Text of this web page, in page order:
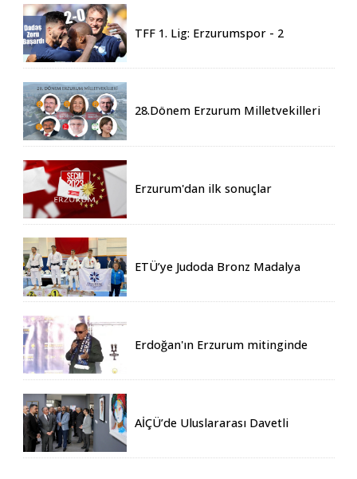
TFF 1. Lig: Erzurumspor - 2
28.Dönem Erzurum Milletvekilleri
Erzurum'dan ilk sonuçlar
ETÜ’ye Judoda Bronz Madalya
Erdoğan'ın Erzurum mitinginde
AİÇÜ’de Uluslararası Davetli